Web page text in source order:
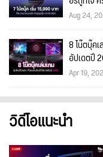
Aug 24,
8 โน๊ตบุ๊ค
อัปเดตปี
Apr 19,
วิดีโอแนะนำ